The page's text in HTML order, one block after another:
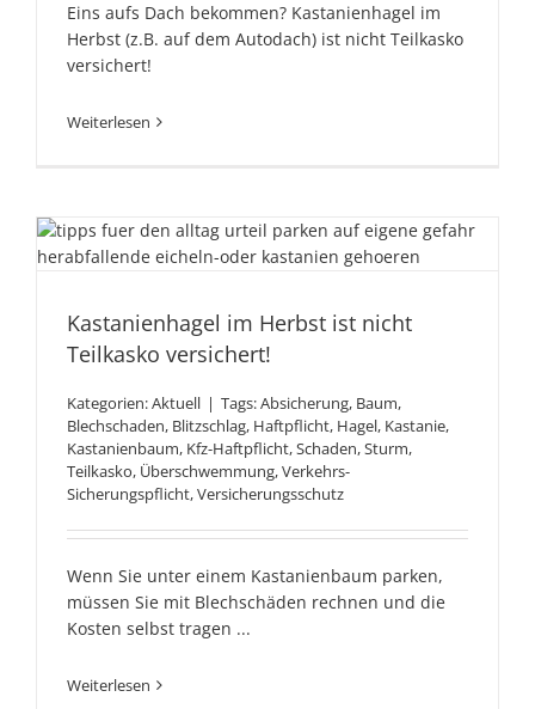
Eins aufs Dach bekommen? Kastanienhagel im
Herbst (z.B. auf dem Autodach) ist nicht Teilkasko
versichert!
Weiterlesen
Kastanienhagel im Herbst
versichert!
Kastanienhagel im Herbst ist nicht
Teilkasko versichert!
Kategorien:Aktuell | Tags:Absicherung, Baum,
Blechschaden, Blitzschlag, Haftpflicht, Hagel, Kastanie,
Kastanienbaum, Kfz-Haftpflicht,Schaden,Sturm,
Teilkasko, Überschwemmung,Verkehrs-
Sicherungspflicht,Versicherungsschutz
Wenn Sie unter einem Kastanienbaum parken,
müssen Sie mit Blechschäden rechnen und die
Kosten selbst tragen ...
Weiterlesen